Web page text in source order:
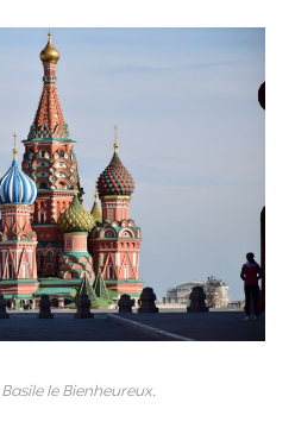
le Bienheureux.